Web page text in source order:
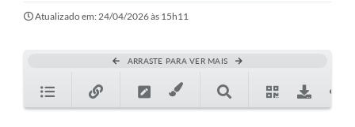
Atualizado em: 24/04/2026 às 15h11
ARRASTE PARA VER MAIS